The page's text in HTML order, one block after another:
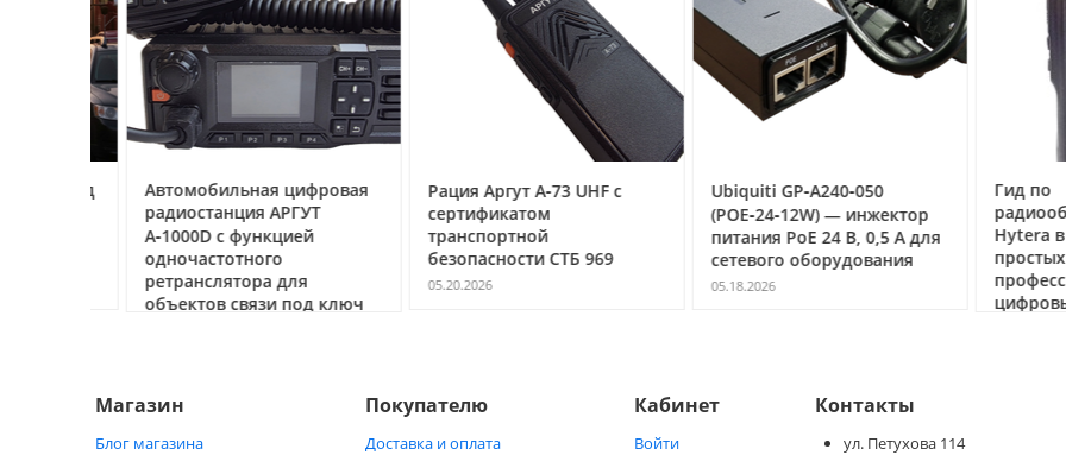
Автомобильная цифровая
радиостанция АРГУТ
А‑1000D с функцией
одночастотного
ретранслятора для
объектов связи под ключ
Рация Аргут А‑73 UHF с
сертификатом
транспортной
безопасности СТБ 969
05.20.2026
Ubiquiti GP‑A240‑050
(POE‑24‑12W) — инжектор
питания PoE 24 В, 0,5 А для
сетевого оборудования
05.18.2026
Гид по
Hytera в
простых
цифровых
Магазин
Блог магазина
Покупателю
Доставка и оплата
Кабинет
Войти
Контакты
ул. Петухова 114